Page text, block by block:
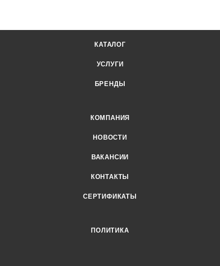
КАТАЛОГ
УСЛУГИ
БРЕНДЫ
КОМПАНИЯ
НОВОСТИ
ВАКАНСИИ
КОНТАКТЫ
СЕРТИФИКАТЫ
ПОЛИТИКА